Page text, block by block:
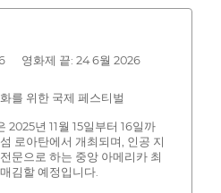
영화제 끝: 24 6월 2026
를 위한 국제 페스티벌
2025년 11월 15일부터 16일까
로아탄에서 개최되며, 인공 지
문으로 하는 중앙 아메리카 최
김할 예정입니다.